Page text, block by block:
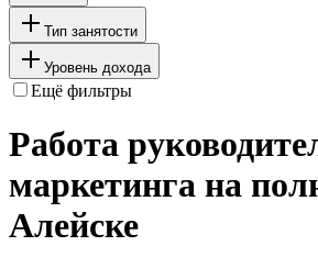
Тип занятости
Уровень дохода
Ещё фильтры
Работа
маркетинга на
Алейске